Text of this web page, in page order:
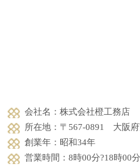
会社名：株式会社橙工務店
所在地：〒567-0891 大阪
創業年：昭和34年
営業時間：8時00分?18時00